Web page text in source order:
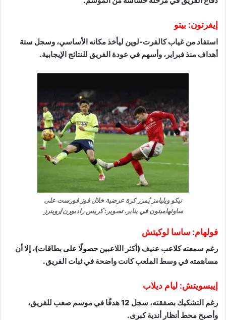
إيفرتون: بيتو
استفاد من غياب كالفرت-لوين ليأخذ مكانه الأساسي، وسجل ستة
أهداف منذ فبراير، وأسهم في عودة الفريق للنتائج الإيجابية.
نيكو ويليامز يُمرر كرة عرضية خلال فوز فورست على
ساوثهامبتون في يناير. تصوير: كريس رادبورن/رويترز
فولهام: ساسا لوكيتش
رغم سمعته كلاعب عنيف (أكثر اللاعبين حصولًا على بطاقات)، إلا أن
مساهمته في وسط الملعب كانت واضحة في ثبات الفريق.
إيبسويتش: ليام ديلاب
رغم التشكيك بصفقته، سجل 12 هدفًا في موسم صعب للفريق،
وأصبح محط أنظار أندية كبرى.